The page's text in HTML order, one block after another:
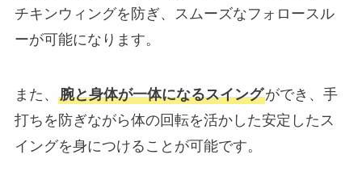
チキンウィングを防ぎ、スムーズなフォロースル
ーが可能になります。
また、 腕と身体が一体になるスイングができ、手
打ちを防ぎながら体の回転を活かした安定したス
イングを身につけることが可能です。